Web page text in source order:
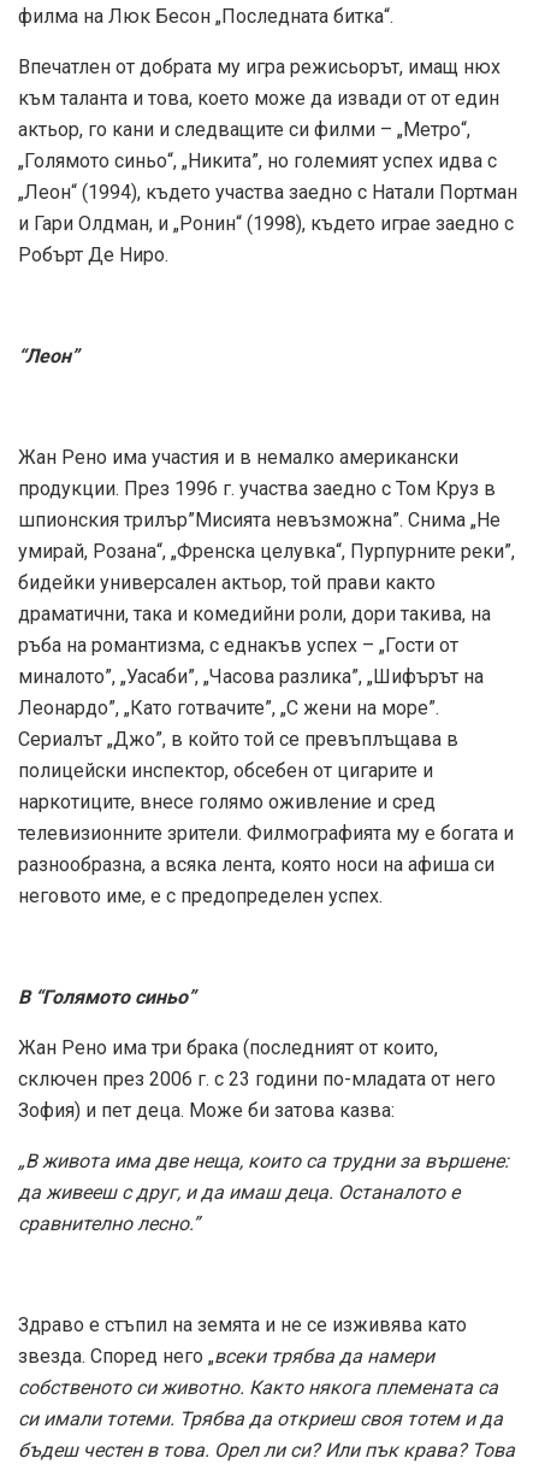
филма на Люк Бесон „Последната битка“.
Впечатлен от добрата му игра режисьорът, имащ нюх
към таланта и това, което може да извади от от един
актьор, го кани и следващите си филми – „Метро“,
„Голямото синьо“, „Никита”, но големият успех идва с
„Леон“ (1994), където участва заедно с Натали Портман
и Гари Олдман, и „Ронин“ (1998), където играе заедно с
Робърт Де Ниро.
“Леон”
Жан Рено има участия и в немалко американски
продукции. През 1996 г. участва заедно с Том Круз в
шпионския трилър”Мисията невъзможна”. Снима „Не
умирай, Розана“, „Френска целувка“, Пурпурните реки”,
бидейки универсален актьор, той прави както
драматични, така и комедийни роли, дори такива, на
ръба на романтизма, с еднакъв успех – „Гости от
миналото”, „Уасаби”, „Часова разлика”, „Шифърът на
Леонардо”, „Като готвачите”, „С жени на море”.
Сериалът „Джо”, в който той се превъплъщава в
полицейски инспектор, обсебен от цигарите и
наркотиците, внесе голямо оживление и сред
телевизионните зрители. Филмографията му е богата и
разнообразна, а всяка лента, която носи на афиша си
неговото име, е с предопределен успех.
В “Голямото синьо”
Жан Рено има три брака (последният от които,
сключен през 2006 г. с 23 години по-младата от него
Зофия) и пет деца. Можe би затова казва:
„В живота има две неща, които са трудни за вършене:
да живееш с друг, и да имаш деца. Останалото е
сравнително лесно.”
Здраво е стъпил на земята и не се изживява като
звезда. Според него „всеки трябва да намери
собственото си животно. Както някога племената са
си имали тотеми. Трябва да откриеш своя тотем и да
бъдеш честен в това. Орел ли си? Или пък крава? Това